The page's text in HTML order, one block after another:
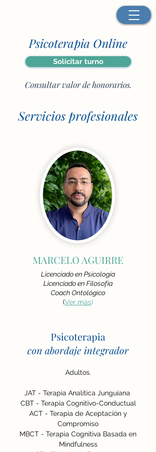
Psicoterapia Online​
Solicitar turno
Consultar valor de honorarios.
Servicios profesionales
MARCELO AGUIRRE
Licenciado en Psicología
Licenciado en Filosofía
Coach Ontológico
(Ver más)
Psicoterapia
con abordaje integrador
Adultos.
JAT - Terapia Analítica Junguiana
CBT - Terapia Cognitivo-Conductual
ACT - Terapia de Aceptación y
Compromiso
MBCT - Terapia Cognitiva Basada en
Mindfulness